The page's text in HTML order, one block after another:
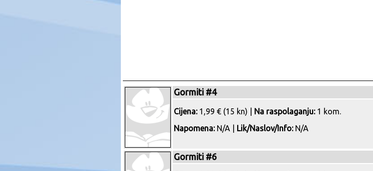
Gormiti #4
Cijena:1,99 € (15 kn) | Na raspolaganju:1 kom.
Napomena:N/A | Lik/Naslov/Info:N/A
Gormiti #6